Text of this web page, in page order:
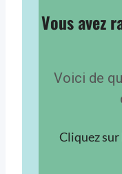
Vous avez
Voici de
Cliquez sur